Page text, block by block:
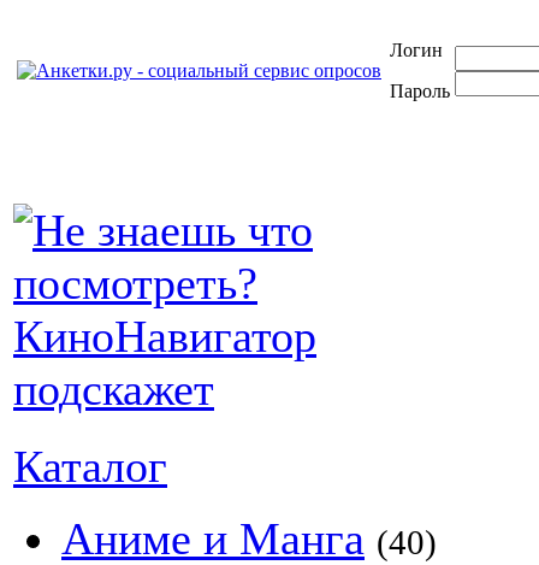
Логин
Пароль
Каталог
Аниме и Манга (40)